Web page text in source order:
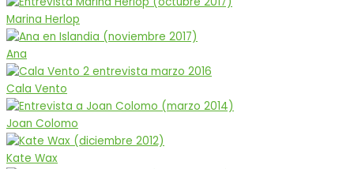
Marina Herlop
Ana
Cala Vento
Joan Colomo
Kate Wax